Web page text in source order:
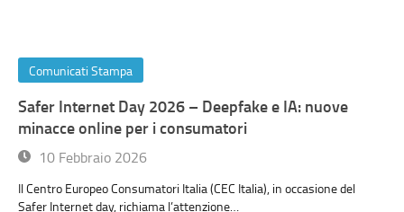
Comunicati Stampa
Safer Internet Day 2026 – Deepfake e IA: nuove
minacce online per i consumatori
10 Febbraio 2026
Il Centro Europeo Consumatori Italia (CEC Italia), in occasione del
Safer Internet day, richiama l’attenzione…